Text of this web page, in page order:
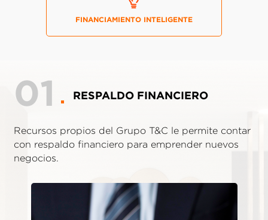
FINANCIAMIENTO INTELIGENTE
01 RESPALDO FINANCIERO
Recursos propios del Grupo T&C le permite contar
con respaldo financiero para emprender nuevos
negocios.